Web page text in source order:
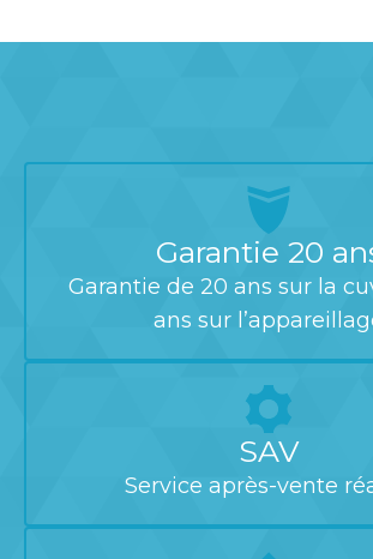
Garantie 20
Garantie de 20 ans sur la
ans sur
SAV
Service après-vente